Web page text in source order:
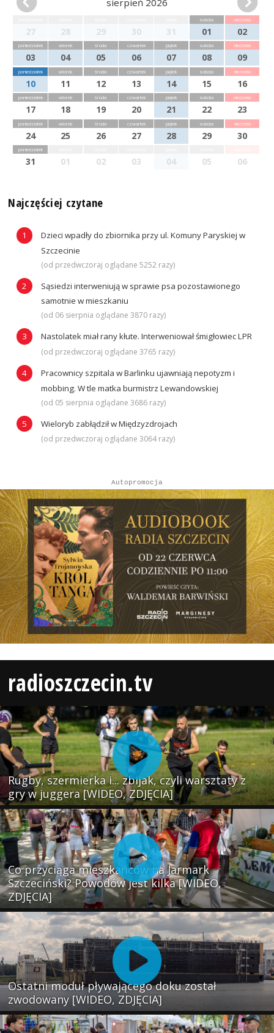
27 28 29 30 31
sobota
01
niedziela
02
poniedziałek
03
wtorek
04
środa
05
czwartek
06
piątek
07
sobota
08
niedziela
09
poniedziałek
10
wtorek
11
środa
12
czwartek
13
piątek
14
sobota
15
niedziela
16
poniedziałek
17
wtorek
18
środa
19
czwartek
20
piątek
21
sobota
22
niedziela
23
poniedziałek
24
wtorek
25
środa
26
czwartek
27
piątek
28
sobota
29
niedziela
30
poniedziałek
31 01 02 03 04 05 06
Najczęściej czytane
Dzieci wpadły do zbiornika przy ul. Komuny Paryskiej w
Szczecinie
(od przedwczoraj oglądane 5252 razy)
Sąsiedzi interweniują w sprawie psa pozostawionego
samotnie w mieszkaniu
(od 06 sierpnia oglądane 3870 razy)
Nastolatek miał rany kłute. Interweniował śmigłowiec LPR
(od przedwczoraj oglądane 3765 razy)
Pracownicy szpitala w Barlinku ujawniają nepotyzm i
mobbing. W tle matka burmistrz Lewandowskiej
(od 05 sierpnia oglądane 3686 razy)
Wieloryb zabłądził w Międzyzdrojach
(od przedwczoraj oglądane 3064 razy)
Autopromocja
radioszczecin.tv
Rugby, szermierka i... zbijak, czyli warsztaty z
gry w juggera [WIDEO, ZDJĘCIA]
Co przyciąga mieszkańców na Jarmark
Szczeciński? Powodów jest kilka [WIDEO,
ZDJĘCIA]
Ostatni moduł pływającego doku został
zwodowany [WIDEO, ZDJĘCIA]